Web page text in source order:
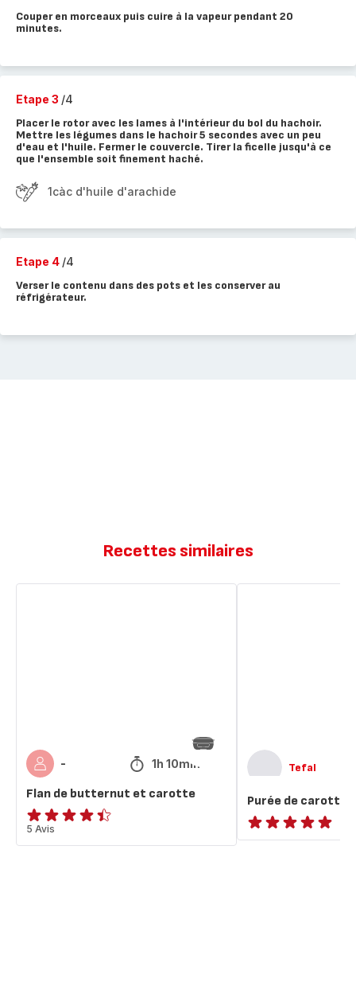
Couper en morceaux puis cuire à la vapeur pendant 20
minutes.
Etape 3 /4
Placer le rotor avec les lames à l'intérieur du bol du hachoir.
Mettre les légumes dans le hachoir 5 secondes avec un peu
d'eau et l'huile. Fermer le couvercle. Tirer la ficelle jusqu'à ce
que l'ensemble soit finement haché.
1càc d'huile d'arachide
Etape 4 /4
Verser le contenu dans des pots et les conserver au
réfrigérateur.
Recettes similaires
- 1h 10min
Flan de butternut et carotte
ratings.4.4
5 Avis
Tefal
Purée de carottes
ratings.NaN